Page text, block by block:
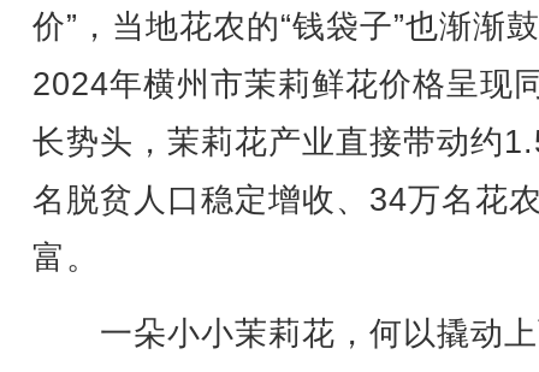
价”，当地花农的“钱袋子”也渐渐
2024年横州市茉莉鲜花价格呈现
长势头，茉莉花产业直接带动约
名脱贫人口稳定增收、34万名花
富。
一朵小小茉莉花，何以撬动